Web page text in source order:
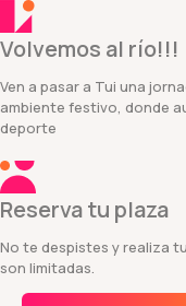
Volvemos al río!!!
Ven a pasar a Tui una
ambiente festivo, donde
deporte
Reserva tu plaza
No te despistes y realiza
son limitadas.